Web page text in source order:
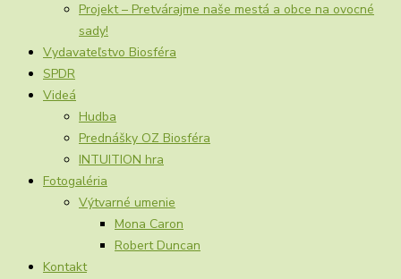
Projekt – Pretvárajme naše mestá a obce na ovocné
sady!
Vydavateľstvo Biosféra
SPDR
Videá
Hudba
Prednášky OZ Biosféra
INTUITION hra
Fotogaléria
Výtvarné umenie
Mona Caron
Robert Duncan
Kontakt